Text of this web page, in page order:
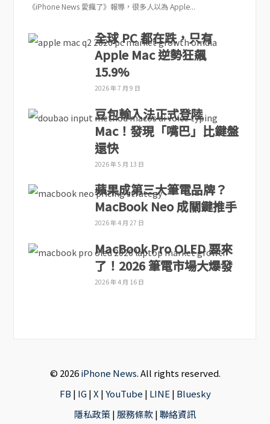
《iPhone News 愛瘋了》報導，很多人以為 Apple...
全球 PC 都在跌，只有
Apple Mac 逆勢狂飆
15.9%
2026 年 7 月 9 日
豆包輸入法正式登陸
Mac！發現「嘴巴」比鍵盤
還快
2026 年 5 月 13 日
蘋果成第三大筆電品牌？
MacBook Neo 成關鍵推手
2026 年 4 月 27 日
MacBook Pro OLED 要來
了！2026 筆電市場大爆發
2026 年 4 月 16 日
© 2026iPhone News. All rights reserved.
FB | IG|X|YouTube | LINE| Bluesky
隱私政策|服務條款|聯絡資訊